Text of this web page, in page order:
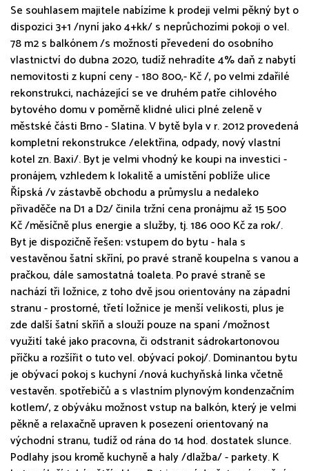
Se souhlasem majitele nabízíme k prodeji velmi pěkný byt o
dispozici 3+1 /nyní jako 4+kk/ s neprůchozími pokoji o vel.
78 m2 s balkónem /s možností převedení do osobního
vlastnictví do dubna 2020, tudíž nehradíte 4% daň z nabytí
nemovitosti z kupní ceny - 180 800,- Kč /, po velmi zdařilé
rekonstrukci, nacházející se ve druhém patře cihlového
bytového domu v poměrně klidné ulici plné zeleně v
městské části Brno - Slatina. V bytě byla v r. 2012 provedená
kompletní rekonstrukce /elektřina, odpady, nový vlastní
kotel zn. Baxi/. Byt je velmi vhodný ke koupi na investici -
pronájem, vzhledem k lokalitě a umístění poblíže ulice
Řípská /v zástavbě obchodu a průmyslu a nedaleko
přivaděče na D1 a D2/ činila tržní cena pronájmu až 15 500
Kč /měsíčně plus energie a služby, tj. 186 000 Kč za rok/.
Byt je dispozičně řešen: vstupem do bytu - hala s
vestavěnou šatní skříní, po pravé straně koupelna s vanou a
pračkou, dále samostatná toaleta. Po pravé straně se
nachází tři ložnice, z toho dvě jsou orientovány na západní
stranu - prostorné, třetí ložnice je menší velikosti, plus je
zde další šatní skříň a slouží pouze na spaní /možnost
využití také jako pracovna, či odstranit sádrokartonovou
příčku a rozšířit o tuto vel. obývací pokoj/. Dominantou bytu
je obývací pokoj s kuchyní /nová kuchyňská linka včetně
vestavěn. spotřebičů a s vlastním plynovým kondenzačním
kotlem/, z obýváku možnost vstup na balkón, který je velmi
pěkně a relaxačně upraven k posezení orientovaný na
východní stranu, tudíž od rána do 14 hod. dostatek slunce.
Podlahy jsou kromě kuchyně a haly /dlažba/ - parkety. K